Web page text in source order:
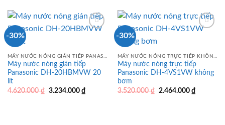
-30%
Máy nước nóng gián tiếp
Panasonic DH-20HBMVW 20
lít
4.620.000₫ Giá
3.234.000 ₫Giá
hiện
-30%
Máy nước nóng trực tiếp
Panasonic DH-4VS1VW không
bơm
3.520.000₫
Giá
2.464.000 ₫Giá
hiện